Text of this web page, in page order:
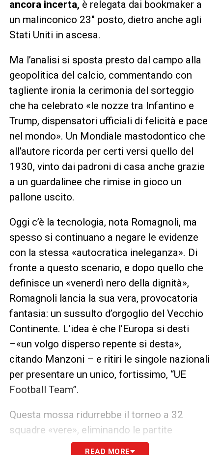
ancora incerta, è relegata dai bookmaker a
un malinconico 23° posto, dietro anche agli
Stati Uniti in ascesa.
Ma l’analisi si sposta presto dal campo alla
geopolitica del calcio, commentando con
tagliente ironia la cerimonia del sorteggio
che ha celebrato «le nozze tra Infantino e
Trump, dispensatori ufficiali di felicità e pace
nel mondo». Un Mondiale mastodontico che
all’autore ricorda per certi versi quello del
1930, vinto dai padroni di casa anche grazie
a un guardalinee che rimise in gioco un
pallone uscito.
Oggi c’è la tecnologia, nota Romagnoli, ma
spesso si continuano a negare le evidenze
con la stessa «autocratica ineleganza». Di
fronte a questo scenario, e dopo quello che
definisce un «venerdì nero della dignità»,
Romagnoli lancia la sua vera, provocatoria
fantasia: un sussulto d’orgoglio del Vecchio
Continente. L’idea è che l’Europa si desti
–«un volgo disperso repente si desta»,
citando Manzoni – e ritiri le singole nazionali
per presentare un unico, fortissimo, “UE
Football Team”.
Questa mossa ridurrebbe il torneo a 32
squadre «vere», eliminando le partite
riempitivo di quelli che l’autore chiama
READ MORE